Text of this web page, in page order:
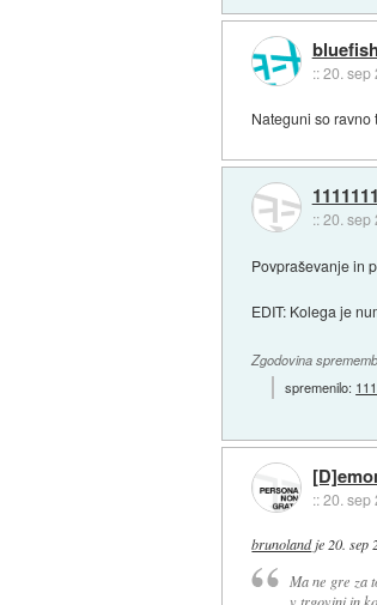
bluefish
::20. sep
Nateguni so ravno
::20. sep
Povpraševanje in
EDIT: Kolega je
Zgodovina
spremenilo:
::20. sep
brunolandje20. sep
Ma ne gre za
v trgovini in